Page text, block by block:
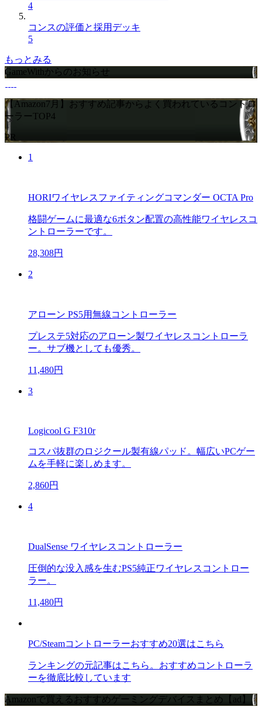
4
コンスの評価と採用デッキ
5
もっとみる
GameWithからのお知らせ
【Amazon7月】おすすめ記事からよく買われているコントロ
ーラーTOP4
PR
1
HORIワイヤレスファイティングコマンダー OCTA Pro
格闘ゲームに最適な6ボタン配置の高性能ワイヤレスコ
ントローラーです。
28,308円
2
アローン PS5用無線コントローラー
プレステ5対応のアローン製ワイヤレスコントローラ
ー。サブ機としても優秀。
11,480円
3
Logicool G F310r
コスパ抜群のロジクール製有線パッド。幅広いPCゲー
ムを手軽に楽しめます。
2,860円
4
DualSense ワイヤレスコントローラー
圧倒的な没入感を生むPS5純正ワイヤレスコントロー
ラー。
11,480円
PC/Steamコントローラーおすすめ20選はこちら
ランキングの元記事はこちら。おすすめコントローラ
ーを徹底比較しています
Amazonで買えるおすすめゲーミングデバイスまとめ【ad】